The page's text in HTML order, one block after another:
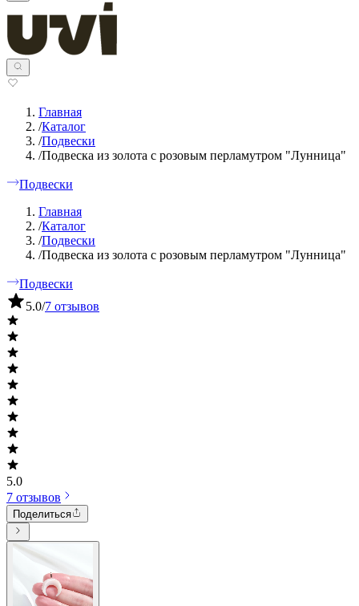
Главная
/Каталог
/Подвески
/Подвеска из золота с розовым перламутром "Лунница"
Подвески
Главная
/Каталог
/Подвески
/Подвеска из золота с розовым перламутром "Лунница"
Подвески
5.0/7 отзывов
5.0
7 отзывов
Поделиться